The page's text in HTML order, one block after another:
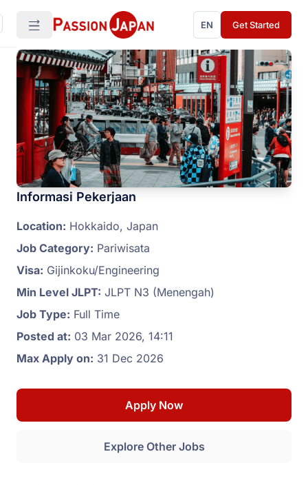
EN Get Started
Informasi Pekerjaan
Location: Hokkaido, Japan
Job Category: Pariwisata
Visa: Gijinkoku/Engineering
Min Level JLPT: JLPT N3 (Menengah)
Job Type: Full Time
Posted at: 03 Mar 2026, 14:11
Max Apply on: 31 Dec 2026
Apply Now
Explore Other Jobs